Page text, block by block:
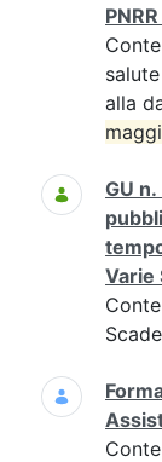
alla
GU
Varie